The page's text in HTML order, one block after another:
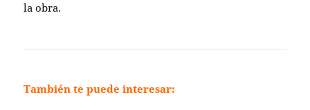
la obra.
También te puede interesar: